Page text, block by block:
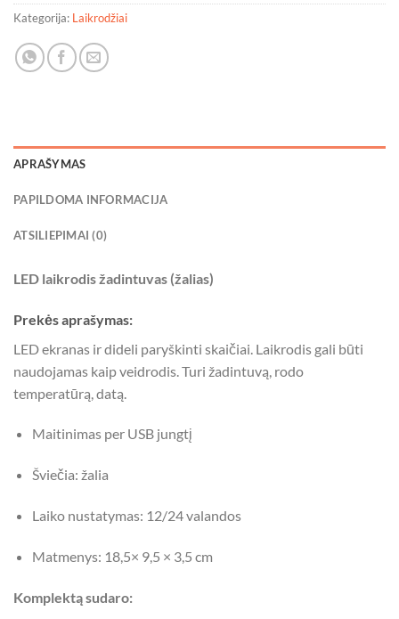
Kategorija: Laikrodžiai
APRAŠYMAS
PAPILDOMA INFORMACIJA
ATSILIEPIMAI (0)
LED laikrodis žadintuvas (žalias)
Prekės aprašymas:
LED ekranas ir dideli paryškinti skaičiai. Laikrodis gali būti
naudojamas kaip veidrodis. Turi žadintuvą, rodo
temperatūrą, datą.
Maitinimas per USB jungtį
Šviečia: žalia
Laiko nustatymas: 12/24 valandos
Matmenys: 18,5× 9,5 × 3,5 cm
Komplektą sudaro: